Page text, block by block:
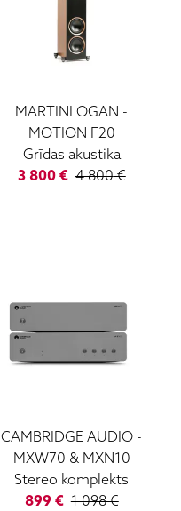
MARTINLOGAN -
MOTION F20
Grīdas akustika
3 800€ 4 800€
CAMBRIDGE AUDIO -
MXW70 & MXN10
Stereo komplekts
899€ 1 098€